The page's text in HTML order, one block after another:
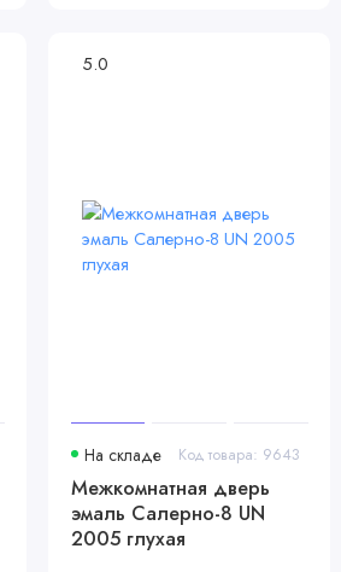
5.0
На складе Код товара: 9643
Межкомнатная дверь
эмаль Салерно-8 UN
2005 глухая